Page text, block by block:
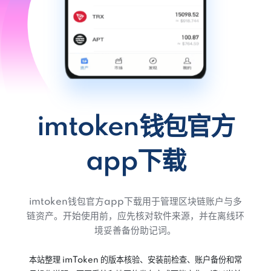
imtoken钱包官方
app下载
imtoken钱包官方app下载用于管理区块链账户与多
链资产。开始使用前，应先核对软件来源，并在离线环
境妥善备份助记词。
本站整理 imToken 的版本核验、安装前检查、账户备份和常